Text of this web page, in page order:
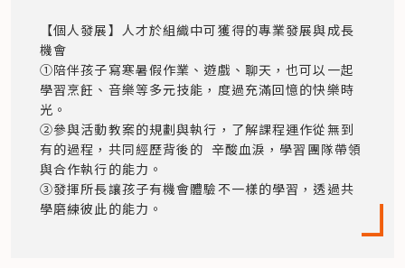
【個人發展】人才於組織中可獲得的專業發展與成長
機會
①陪伴孩子寫寒暑假作業、遊戲、聊天，也可以一起
學習烹飪、音樂等多元技能，度過充滿回憶的快樂時
光。
②參與活動教案的規劃與執行，了解課程運作從無到
有的過程，共同經歷背後的  辛酸血淚，學習團隊帶領
與合作執行的能力。
③發揮所長讓孩子有機會體驗不一樣的學習，透過共
學磨練彼此的能力。